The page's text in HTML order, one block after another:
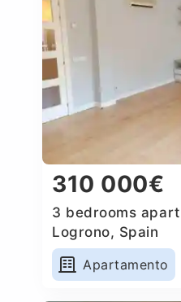
310 000€
3 bedrooms
Logrono, Spain
Apartamento